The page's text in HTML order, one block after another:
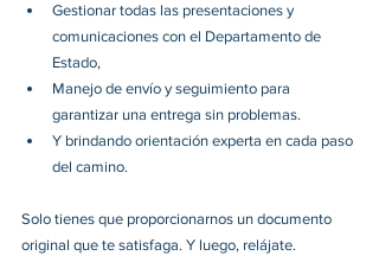
Gestionar todas las presentaciones y
comunicaciones con el Departamento de
Estado,
Manejo de envío y seguimiento para
garantizar una entrega sin problemas.
Y brindando orientación experta en cada paso
del camino.
Solo tienes que proporcionarnos un documento
original que te satisfaga. Y luego, relájate.